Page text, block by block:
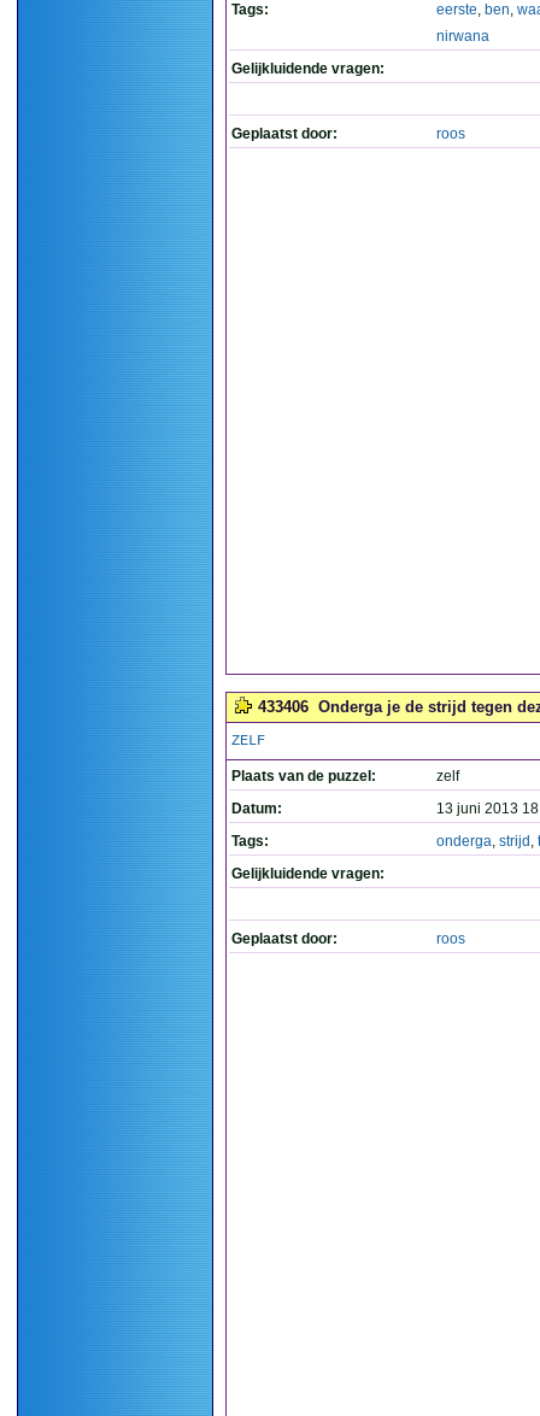
Tags:
eerste, ben,
nirwana
Gelijkluidende vragen:
Geplaatst door: roos
433406 Onderga je de strijd tegen
ZELF
Plaats van de puzzel:
zelf
Datum:
13 juni 2013
Tags:
onderga, strijd ,
Gelijkluidende vragen:
Geplaatst door: roos